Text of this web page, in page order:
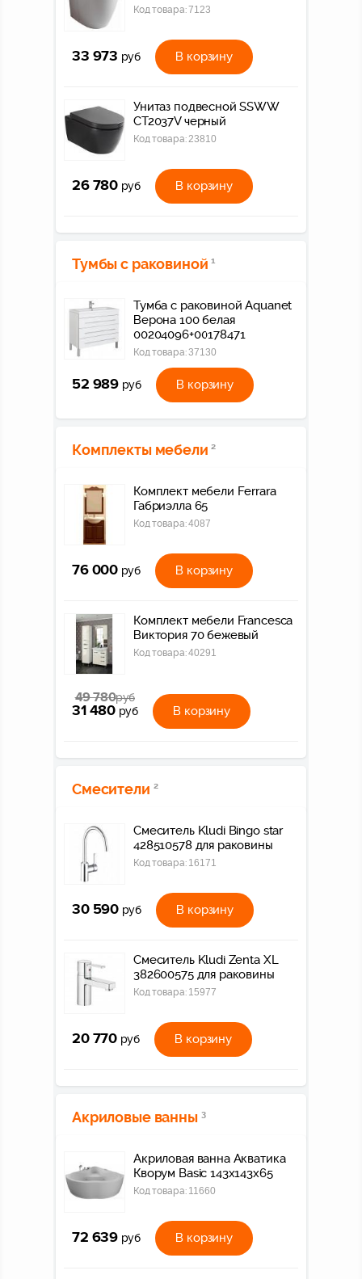
Код товара:7123
33 973 руб В корзину
Унитаз подвесной SSWW
CT2037V черный
Код товара: 23810
26 780 руб В корзину
Тумбы с раковиной 1
Тумба с раковиной Aquanet
Верона 100 белая
00204096+00178471
Код товара:37130
52 989 руб В корзину
Комплекты мебели 2
Комплект мебели Ferrara
Габриэлла 65
Код товара:4087
76 000 руб В корзину
Комплект мебели Francesca
Виктория 70 бежевый
Код товара:40291
49 780руб
31 480 руб В корзину
Смесители 2
Смеситель Kludi Bingo star
428510578 для раковины
Код товара: 16171
30 590 руб В корзину
Смеситель Kludi Zenta XL
382600575 для раковины
Код товара: 15977
20 770 руб В корзину
Акриловые ванны 3
Акриловая ванна Акватика
Кворум Basic 143x143x65
Код товара: 11660
72 639 руб В корзину